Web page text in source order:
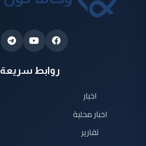
روابط سريعة
اخبار
اخبار محلية
تقارير